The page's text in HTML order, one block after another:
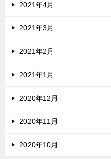
2021年4月
2021年3月
2021年2月
2021年1月
2020年12月
2020年11月
2020年10月